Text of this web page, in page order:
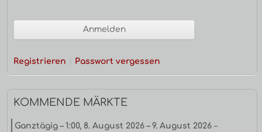
Registrieren Passwort vergessen
KOMMENDE MÄRKTE
Ganztägig – 1:00, 8. August 2026 – 9. August 2026 –